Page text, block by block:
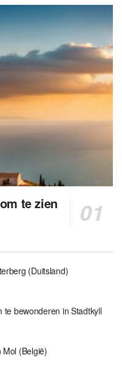
te zien
(Duitsland)
te bewonderen in Stadtkyll
(België)